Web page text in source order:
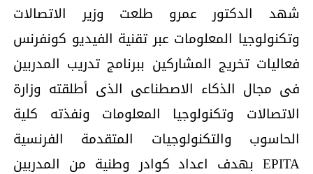
شهد الدكتور عمرو طلعت وزير الاتصالات
وتكنولوجيا المعلومات عبر تقنية الفيديو كونفرنس
فعاليات تخريج المشاركين ببرنامج تدريب المدربين
فى مجال الذكاء الاصطناعى الذى أطلقته وزارة
الاتصالات وتكنولوجيا المعلومات ونفذته كلية
الحاسوب والتكنولوجيات المتقدمة الفرنسية
EPITA بهدف اعداد كوادر وطنية من المدربين